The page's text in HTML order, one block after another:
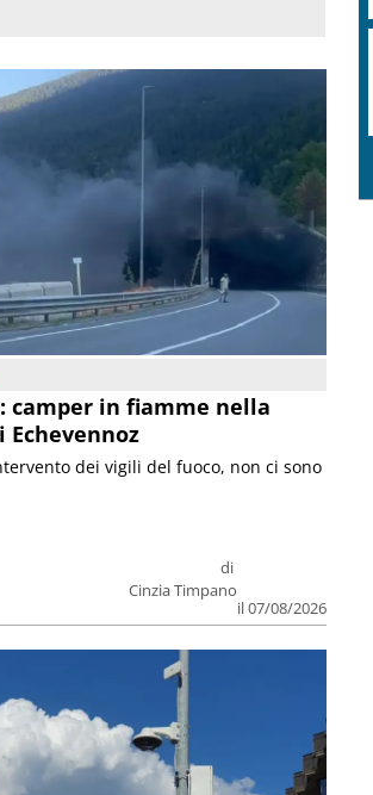
camper in fiamme nella
Echevennoz
di
Cinzia Timpano
il 07/08/2026
dei vigili del fuoco, non ci sono